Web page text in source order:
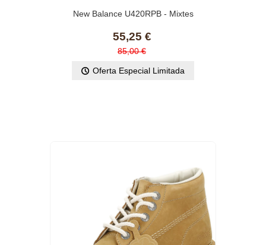
New Balance U420RPB - Mixtes
55,25 €
85,00 €
Oferta Especial Limitada